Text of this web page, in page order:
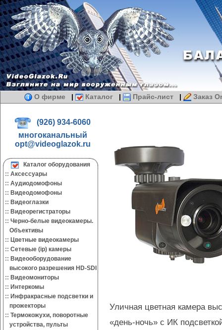
О фирме | Каталог | Прайс-лист | Заказ
(926) 934-6060
многоканальный
opt@videoglazok.ru
Каталог оборудования
:: Аксессуары
:: Аудиодомофоны
:: Видеодомофоны
:: Видеоглазки
:: Видеорегистраторы
:: Черно-белые видеокамеры.
Объективы
:: Цветные видеокамеры
:: Сетевые (ip) камеры
:: Видеооборудование
высокого разрешения HD-SDI
:: Видеомониторы
:: Интеркомы
:: Инфракрасные подсветки и
прожекторы
:: Термокожухи, поворотные
устройства, пульты
Уличная цветная камера
«день-ночь» с ИК